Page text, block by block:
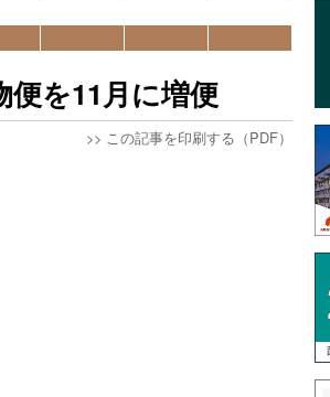
便を11月に増便
>> この記事を印刷する（PDF）